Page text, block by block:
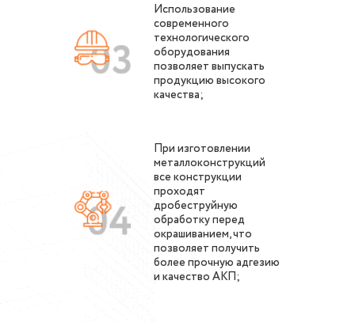
Использование
современного
технологического
оборудования
позволяет выпускать
продукцию высокого
качества;
При изготовлении
металлоконструкций
все конструкции
проходят
дробеструйную
обработку перед
окрашиванием, что
позволяет получить
более прочную адгезию
и качество АКП;